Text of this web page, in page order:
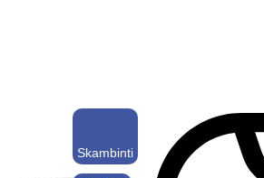
Skambinti